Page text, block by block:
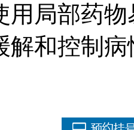
用局部药
解和控制